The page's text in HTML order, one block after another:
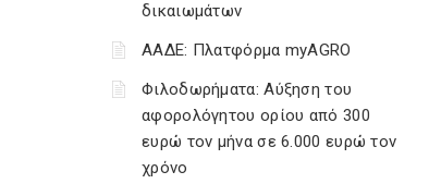
δικαιωμάτων
ΑΑΔΕ: Πλατφόρμα myAGRO
Φιλοδωρήματα: Αύξηση του
αφορολόγητου ορίου από 300
ευρώ τον μήνα σε 6.000 ευρώ τον
χρόνο